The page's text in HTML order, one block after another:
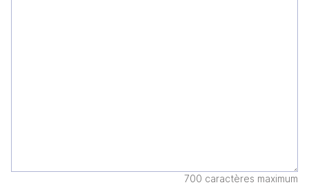
700 caractères maximum